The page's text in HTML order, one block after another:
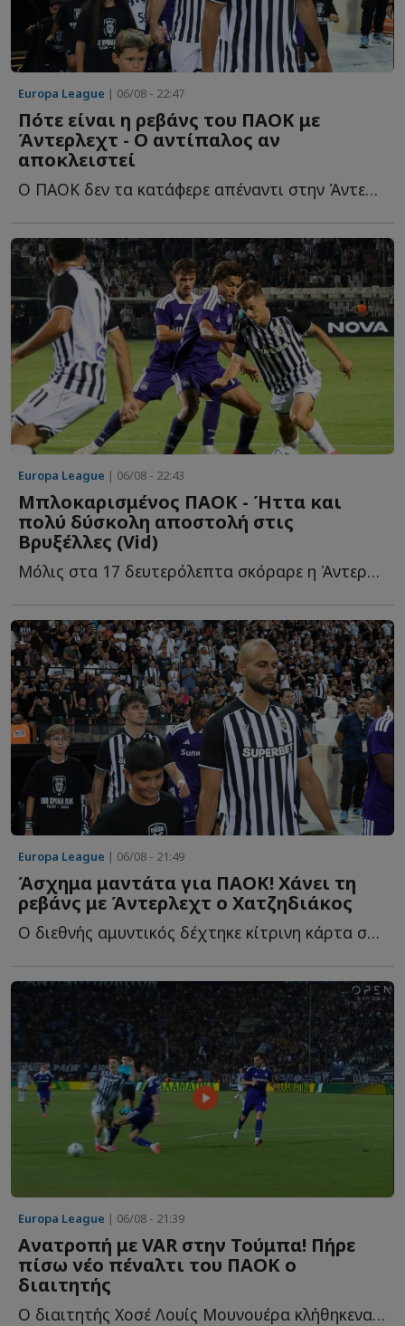
Europa League | 06/08 - 22:47
Πότε είναι η ρεβάνς του ΠΑΟΚ με
Άντερλεχτ - Ο αντίπαλος αν
αποκλειστεί
Ο ΠΑΟΚ δεν τα κατάφερε απέναντι στην Άντερλεχτ, ηττήθηκε μ...
Europa League | 06/08 - 22:43
Μπλοκαρισμένος ΠΑΟΚ - Ήττα και
πολύ δύσκολη αποστολή στις
Βρυξέλλες (Vid)
Μόλις στα 17 δευτερόλεπτα σκόραρε η Άντερλεχτ για το 0-...
Europa League | 06/08 - 21:49
Άσχημα μαντάτα για ΠΑΟΚ! Χάνει τη
ρεβάνς με Άντερλεχτ ο Χατζηδιάκος
Ο διεθνής αμυντικός δέχτηκε κίτρινη κάρτα στο τέλος τ...
Europa League | 06/08 - 21:39
Ανατροπή με VAR στην Τούμπα! Πήρε
πίσω νέο πέναλτι του ΠΑΟΚ ο
διαιτητής
Ο διαιτητής Χοσέ Λουίς Μουνουέρα κλήθηκενα εξετάσει τ...